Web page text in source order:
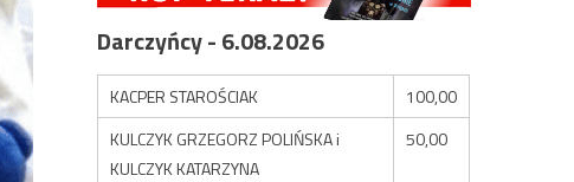
Darczyńcy - 6.08.2026
KACPER STAROŚCIAK
100,00
KULCZYK GRZEGORZ POLIŃSKA i
KULCZYK KATARZYNA
50,00